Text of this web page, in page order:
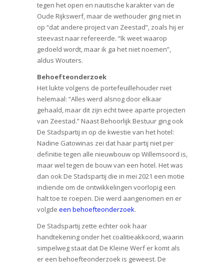
tegen het open en nautische karakter van de
Oude Rijkswerf, maar de wethouder ging niet in
op “dat andere project van Zeestad”, zoals hij er
steevast naar refereerde. “Ik weet waarop
gedoeld wordt, maar ik ga het niet noemen”,
aldus Wouters.
Behoefteonderzoek
Het lukte volgens de portefeuillehouder niet
helemaal: “Alles werd alsnog door elkaar
gehaald, maar dit zijn echt twee aparte projecten
van Zeestad.” Naast Behoorlijk Bestuur ging ook
De Stadspartij in op de kwestie van het hotel:
Nadine Gatowinas zei dat haar partij niet per
definitie tegen alle nieuwbouw op Willemsoord is,
maar wel tegen de bouw van een hotel. Het was
dan ook De Stadspartij die in mei 2021 een motie
indiende om de ontwikkelingen voorlopig een
halt toe te roepen. Die werd aangenomen en er
volgde een behoefteonderzoek.
De Stadspartij zette echter ook haar
handtekening onder het coalitieakkoord, waarin
simpelweg staat dat De Kleine Werf er komt als
er een behoefteonderzoek is geweest. De